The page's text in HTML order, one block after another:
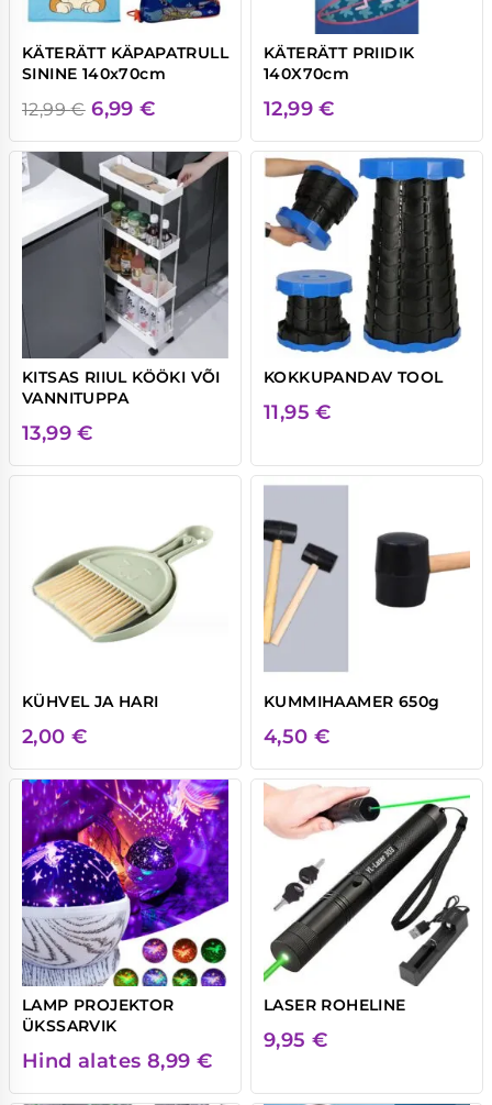
KÄTERÄTT KÄPAPATRULL
SININE 140x70cm
12,99€ Algne
hind
oli:
12,99 €.
6,99€Praegune
hind
on:
6,99 €.
KÄTERÄTT PRIIDIK
140X70cm
12,99€
KITSAS RIIUL KÖÖKI VÕI
VANNITUPPA
13,99€
KOKKUPANDAV TOOL
11,95€
KÜHVEL JA HARI
2,00 €
KUMMIHAAMER 650g
4,50 €
LAMP PROJEKTOR
ÜKSSARVIK
Hind alates 8,99 €
LASER ROHELINE
9,95 €